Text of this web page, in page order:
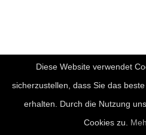
Diese Website verwendet
sicherzustellen, dass Sie das
erhalten. Durch die Nutzung
Cookies zu.